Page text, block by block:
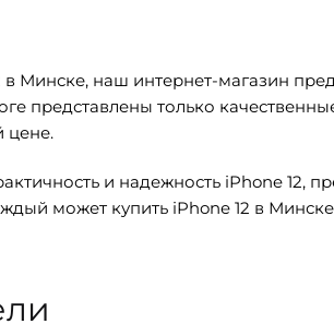
Минске, наш интернет-магазин
представлены только
цене.
и надежность iPhone 12,
может купить iPhone 12 в